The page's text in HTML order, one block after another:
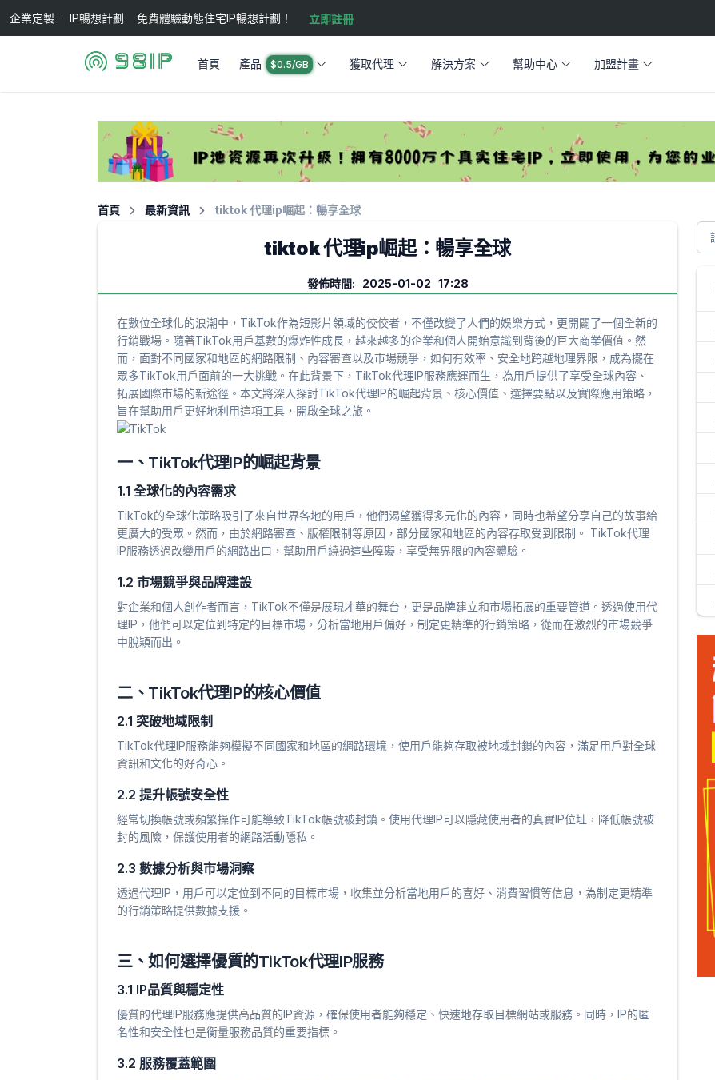
企業定製 · IP暢想計劃 免費體驗動態住宅IP暢想計劃！ 立即註冊
首頁 產品 $0.5/GB 獲取代理 解決方案 幫助中心 加盟計畫
首頁 最新資訊 tiktok 代理ip崛起：暢享全球
tiktok 代理ip崛起：暢享全球
發佈時間: 2025-01-02 17:28
在數位全球化的浪潮中，TikTok作為短影片領域的佼佼者，不僅改變了人們的娛樂方式，更開闢了一個全新的
行銷戰場。隨著TikTok用戶基數的爆炸性成長，越來越多的企業和個人開始意識到背後的巨大商業價值。然
而，面對不同國家和地區的網路限制、內容審查以及市場競爭，如何有效率、安全地跨越地理界限，成為擺在
眾多TikTok用戶面前的一大挑戰。在此背景下，TikTok代理IP服務應運而生，為用戶提供了享受全球內容、
拓展國際市場的新途徑。本文將深入探討TikTok代理IP的崛起背景、核心價值、選擇要點以及實際應用策略，
旨在幫助用戶更好地利用這項工具，開啟全球之旅。
一、TikTok代理IP的崛起背景
1.1 全球化的內容需求
TikTok的全球化策略吸引了來自世界各地的用戶，他們渴望獲得多元化的內容，同時也希望分享自己的故事給
更廣大的受眾。然而，由於網路審查、版權限制等原因，部分國家和地區的內容存取受到限制。 TikTok代理
IP服務透過改變用戶的網路出口，幫助用戶繞過這些障礙，享受無界限的內容體驗。
1.2 市場競爭與品牌建設
對企業和個人創作者而言，TikTok不僅是展現才華的舞台，更是品牌建立和市場拓展的重要管道。透過使用代
理IP，他們可以定位到特定的目標市場，分析當地用戶偏好，制定更精準的行銷策略，從而在激烈的市場競爭
中脫穎而出。
二、TikTok代理IP的核心價值
2.1 突破地域限制
TikTok代理IP服務能夠模擬不同國家和地區的網路環境，使用戶能夠存取被地域封鎖的內容，滿足用戶對全球
資訊和文化的好奇心。
2.2 提升帳號安全性
經常切換帳號或頻繁操作可能導致TikTok帳號被封鎖。使用代理IP可以隱藏使用者的真實IP位址，降低帳號被
封的風險，保護使用者的網路活動隱私。
2.3 數據分析與市場洞察
透過代理IP，用戶可以定位到不同的目標市場，收集並分析當地用戶的喜好、消費習慣等信息，為制定更精準
的行銷策略提供數據支援。
三、如何選擇優質的TikTok代理IP服務
3.1 IP品質與穩定性
優質的代理IP服務應提供高品質的IP資源，確保使用者能夠穩定、快速地存取目標網站或服務。同時，IP的匿
名性和安全性也是衡量服務品質的重要指標。
3.2 服務覆蓋範圍